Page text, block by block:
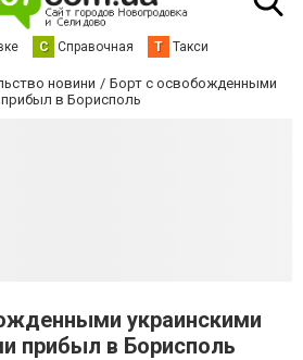
С Справочная Т Такси
новини
Борт с освобожденными
в Борисполь
украинскими
прибыл в Борисполь